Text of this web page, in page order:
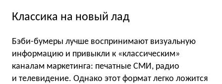
Классика на новый лад
Бэби-бумеры лучше воспринимают визуальную
информацию и привыкли к «классическим»
каналам маркетинга: печатные СМИ, радио
и телевидение. Однако этот формат легко ложится